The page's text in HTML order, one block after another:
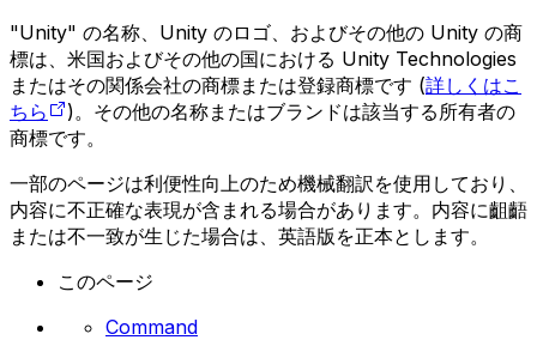
"Unity" の名称、Unity のロゴ、およびその他の Unity の商
標は、米国およびその他の国における Unity Technologies
またはその関係会社の商標または登録商標です (詳しくはこ
ちら
)。その他の名称またはブランドは該当する所有者の
商標です。
一部のページは利便性向上のため機械翻訳を使用しており、
内容に不正確な表現が含まれる場合があります。内容に齟齬
または不一致が生じた場合は、英語版を正本とします。
このページ
Command